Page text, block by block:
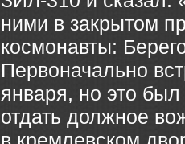
ними в закрытом
космонавты:
Первоначально
января, но это
отдать должное